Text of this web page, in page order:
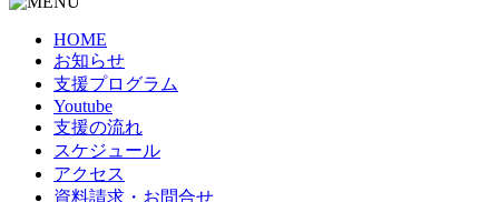
HOME
お知らせ
支援プログラム
Youtube
支援の流れ
スケジュール
アクセス
資料請求・お問合せ